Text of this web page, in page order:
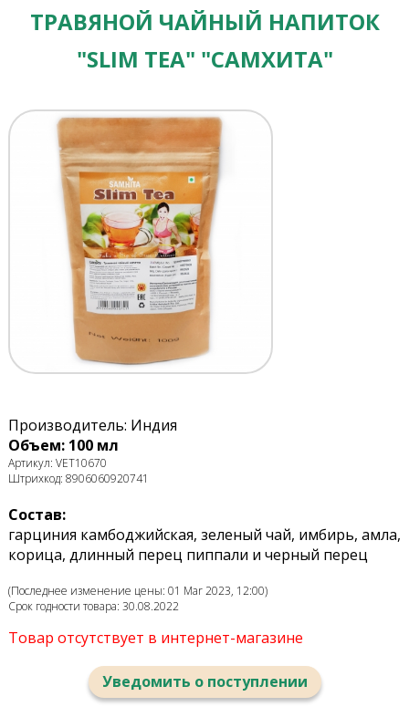
ТРАВЯНОЙ ЧАЙНЫЙ НАПИТОК
"SLIM TEA" "САМХИТА"
Производитель: Индия
Объем: 100 мл
Артикул: VET10670
Штрихкод: 8906060920741
Состав:
гарциния камбоджийская, зеленый чай, имбирь, амла,
корица, длинный перец пиппали и черный перец
(Последнее изменение цены: 01 Mar 2023, 12:00)
Срок годности товара: 30.08.2022
Товар отсутствует в интернет-магазине
Уведомить о поступлении